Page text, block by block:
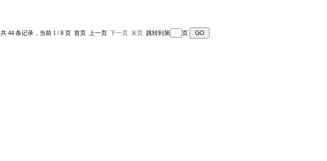
共 44 条记录，当前 1 / 8 页 首页 上一页 下一页 末页 跳转到第 页